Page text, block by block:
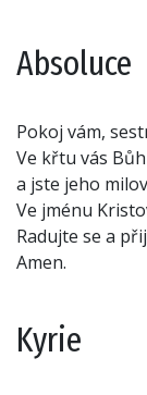
Absoluce
Pokoj vám,
Ve křtu vás
a jste jeho
Ve jménu
Radujte se a
Amen.
Kyrie